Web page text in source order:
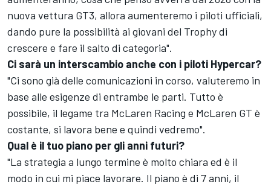
nuova vettura GT3, allora aumenteremo i piloti ufficiali,
dando pure la possibilità ai giovani del Trophy di
crescere e fare il salto di categoria".
Ci sarà un interscambio anche con i piloti Hypercar?
"Ci sono già delle comunicazioni in corso, valuteremo in
base alle esigenze di entrambe le parti. Tutto è
possibile, il legame tra McLaren Racing e McLaren GT è
costante, si lavora bene e quindi vedremo".
Qual è il tuo piano per gli anni futuri?
"La strategia a lungo termine è molto chiara ed è il
modo in cui mi piace lavorare. Il piano è di 7 anni, il